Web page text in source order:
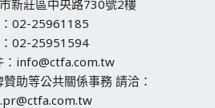
新莊區中央路730號2樓
02-25961185
02-25951594
：info@ctfa.com.tw
助等公共關係事務 請洽：